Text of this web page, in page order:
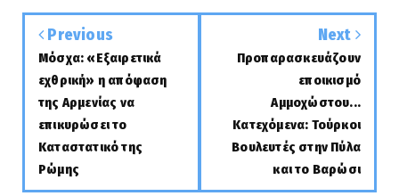
Previous
Μόσχα: «Εξαιρετικά
εχθρική» η απόφαση
της Αρμενίας να
επικυρώσει το
Καταστατικό της
Ρώμης
Next
Προπαρασκευάζουν
εποικισμό
Αμμοχώστου...
Κατεχόμενα: Τούρκοι
Βουλευτές στην Πύλα
και το Βαρώσι